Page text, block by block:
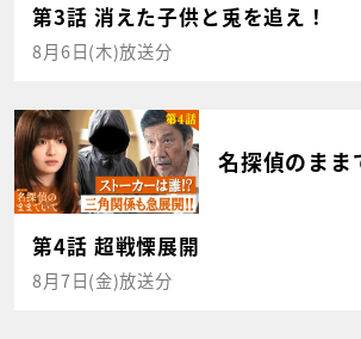
第3話 消えた子供と兎を追え！
8月6日(木)放送分
名探偵のまま
第4話 超戦慄展開
8月7日(金)放送分